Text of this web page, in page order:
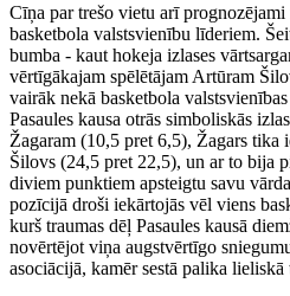
Cīņa par trešo vietu arī
basketbola valstsvienību līderiem.
bumba - kaut hokeja izlases
vērtīgākajam spēlētājam Artūram
vairāk nekā basketbola
Pasaules kausa otrās simboliskās
Žagaram (10,5 pret 6,5), Žagars tika
Šilovs (24,5 pret 22,5), un ar to bija
diviem punktiem apsteigtu savu
pozīcijā droši iekārtojās vēl viens
kurš traumas dēļ Pasaules kausā
novērtējot viņa augstvērtīgo
asociācijā, kamēr sestā palika